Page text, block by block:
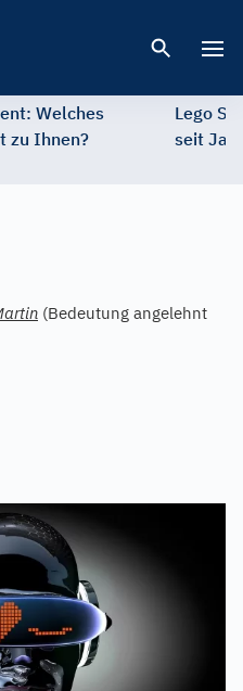
Welches
zu Ihnen?
Lego
seit
(Bedeutung angelehnt